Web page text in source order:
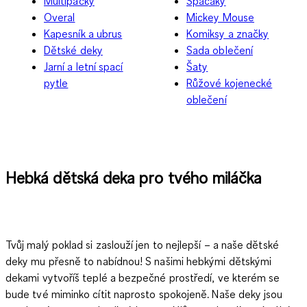
Overal
Kapesník a ubrus
Dětské deky
Jarní a letní spací
pytle
Mickey Mouse
Komiksy a značky
Sada oblečení
Šaty
Růžové kojenecké
oblečení
Hebká dětská deka pro tvého miláčka
Tvůj malý poklad si zaslouží jen to nejlepší – a naše dětské
deky mu přesně to nabídnou! S našimi hebkými dětskými
dekami vytvoříš teplé a bezpečné prostředí, ve kterém se
bude tvé miminko cítit naprosto spokojeně. Naše deky jsou